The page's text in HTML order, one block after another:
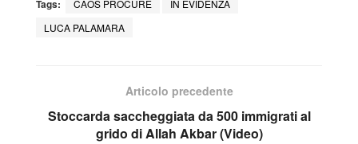
Tags: CAOS PROCURE
IN EVIDENZA
LUCA PALAMARA
Articolo precedente
Stoccarda saccheggiata da 500 immigrati al
grido di Allah Akbar (Video)